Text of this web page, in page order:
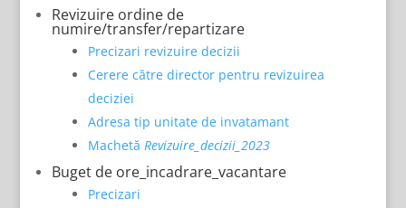
Revizuire ordine de
numire/transfer/repartizare
Precizari revizuire decizii
Cerere către director pentru revizuirea
deciziei
Adresa tip unitate de invatamant
Machetă Revizuire_decizii_2023
Buget de ore_incadrare_vacantare
Precizari